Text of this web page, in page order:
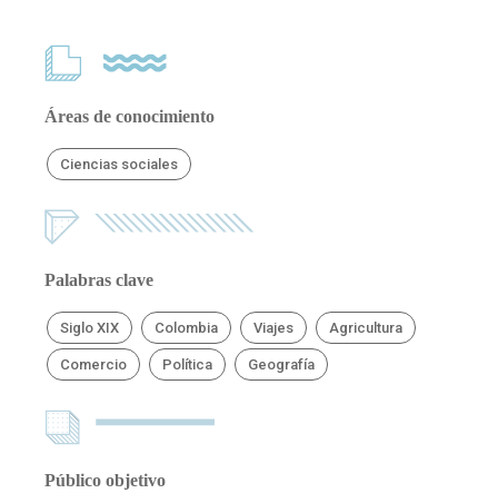
Áreas de conocimiento
Ciencias sociales
Palabras clave
Siglo XIX Colombia Viajes Agricultura
Comercio Política Geografía
Público objetivo